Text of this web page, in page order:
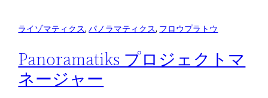
ライゾマティクス, パノラマティクス, フロウプラトウ
Panoramatiks プロジェクトマ
ネージャー